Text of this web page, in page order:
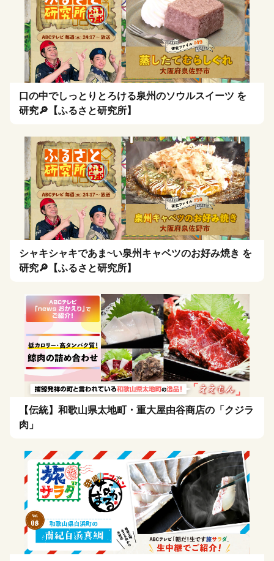
口の中でしっとりとろける泉州のソウルスイーツ を
研究🔎【ふるさと研究所】
シャキシャキであま~い泉州キャベツのお好み焼き を
研究🔎【ふるさと研究所】
【伝統】和歌山県太地町・重大屋由谷商店の「クジラ
肉」